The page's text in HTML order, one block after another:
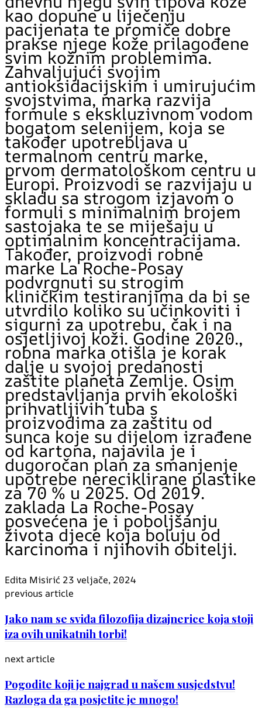
kao dopune u liječenju
pacijenata te promiče dobre
prakse njege kože prilagođene
svim kožnim problemima.
Zahvaljujući svojim
antioksidacijskim i umirujućim
svojstvima, marka razvija
formule s ekskluzivnom vodom
bogatom selenijem, koja se
također upotrebljava u
termalnom centru marke,
prvom dermatološkom centru u
Europi. Proizvodi se razvijaju u
skladu sa strogom izjavom o
formuli s minimalnim brojem
sastojaka te se miješaju u
optimalnim koncentracijama.
Također, proizvodi robne
marke La Roche-Posay
podvrgnuti su strogim
kliničkim testiranjima da bi se
utvrdilo koliko su učinkoviti i
sigurni za upotrebu, čak i na
osjetljivoj koži. Godine 2020.,
robna marka otišla je korak
dalje u svojoj predanosti
zaštite planeta Zemlje. Osim
predstavljanja prvih ekološki
prihvatljivih tuba s
proizvodima za zaštitu od
sunca koje su dijelom izrađene
od kartona, najavila je i
dugoročan plan za smanjenje
upotrebe nereciklirane plastike
za 70 % u 2025. Od 2019.
zaklada La Roche-Posay
posvećena je i poboljšanju
života djece koja boluju od
karcinoma i njihovih obitelji.
Edita Misirić 23 veljače, 2024
previous article
Jako nam se sviđa filozofija dizajnerice koja stoji
iza ovih unikatnih torbi!
next article
Pogodite koji je najgrad u našem susjedstvu!
Razloga da ga posjetite je mnogo!